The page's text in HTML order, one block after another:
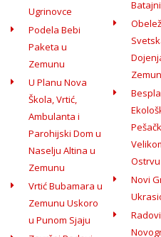
Ugrinovce
Podela Bebi
Paketa u
Zemunu
U Planu Nova
Škola, Vrtić,
Ambulanta i
Parohijski Dom u
Naselju Altina u
Zemunu
Vrtić Bubamara u
Zemunu Uskoro
u Punom Sjaju
Ostrvu
Novi